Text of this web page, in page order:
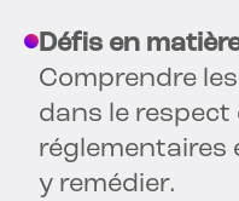
Défis en
Comprendre
dans le respect
réglementaires
y remédier.